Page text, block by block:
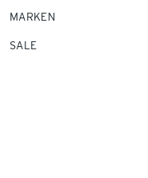
MARKEN
SALE